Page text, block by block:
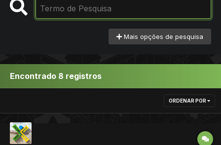
Mais opções de pesquisa
Encontrado 8 registros
ORDENAR POR